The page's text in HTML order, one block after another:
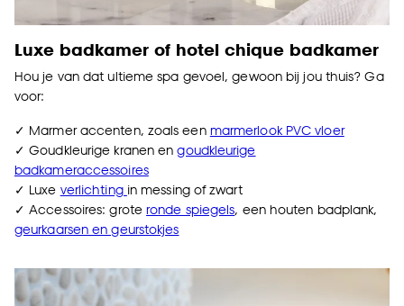
Luxe badkamer of hotel chique badkamer
Hou je van dat ultieme spa gevoel, gewoon bij jou thuis? Ga
voor:
✓ Marmer accenten, zoals een marmerlook PVC vloer
✓ Goudkleurige kranen engoudkleurige
badkameraccessoires
✓ Luxe verlichting in messing of zwart
✓ Accessoires: groteronde spiegels, een houten badplank,
geurkaarsen en geurstokjes